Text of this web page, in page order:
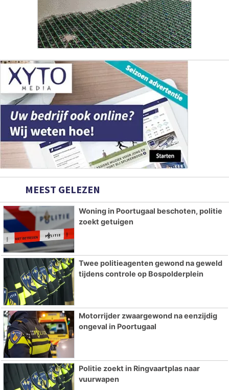
MEEST GELEZEN
Woning in Poortugaal beschoten, politie
zoekt getuigen
Twee politieagenten gewond na geweld
tijdens controle op Bospolderplein
Motorrijder zwaargewond na eenzijdig
ongeval in Poortugaal
Politie zoekt in Ringvaartplas naar
vuurwapen